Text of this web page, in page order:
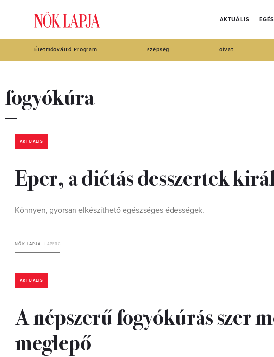
AKTUÁLIS
Életmódváltó Program szépség divat
fogyókúra
AKTUÁLIS
Eper, a diétás desszertek
Könnyen, gyorsan elkészíthető egészséges édességek.
NŐK LAPJA 4 PERC
AKTUÁLIS
A népszerű fogyókúrás szer
meglepő